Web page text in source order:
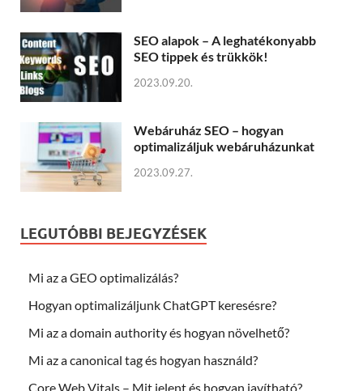
SEO alapok – A leghatékonyabb
SEO tippek és trükkök!
2023.09.20.
Webáruház SEO – hogyan
optimalizáljuk webáruházunkat
2023.09.27.
LEGUTÓBBI BEJEGYZÉSEK
Mi az a GEO optimalizálás?
Hogyan optimalizáljunk ChatGPT keresésre?
Mi az a domain authority és hogyan növelhető?
Mi az a canonical tag és hogyan használd?
Core Web Vitals – Mit jelent és hogyan javítható?